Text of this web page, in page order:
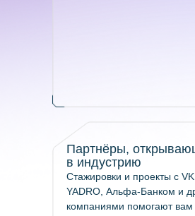
Партнёры,
в индустрию
Стажировки и проекты с
YADRO, Альфа-Банком и
компаниями помогают вам